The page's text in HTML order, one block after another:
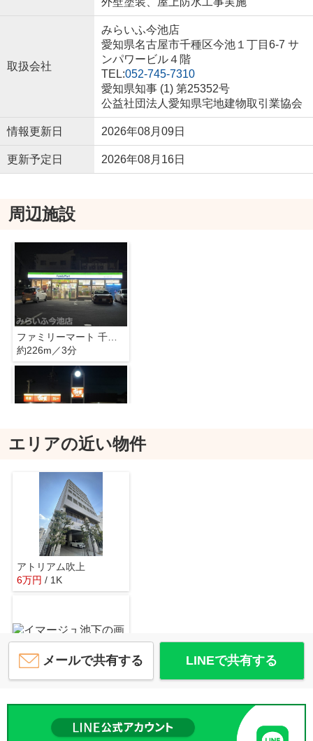
取扱会社
みらいふ今池店
愛知県名古屋市千種区今池１丁目6-7 サ
ンパワービル４階
TEL:052-745-7310
愛知県知事 (1) 第25352号
公益社団法人愛知県宅地建物取引業協会
情報更新日 2026年08月09日
更新予定日 2026年08月16日
周辺施設
ファミリーマート 千種田代本通四丁目店
約226m／3分
約590m／8分
名古屋覚王山郵便局
約849m／11分
エリアの近い物件
アトリアム吹上
6万円 / 1K
6.2万円 / 1DK
メールで共有する LINEで共有する